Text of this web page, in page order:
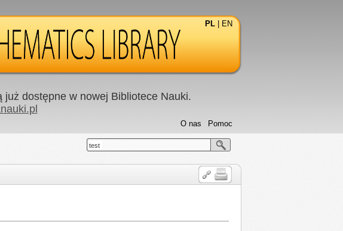
PL EN
już dostępne w nowej Bibliotece Nauki.
Pomoc
O nas
test